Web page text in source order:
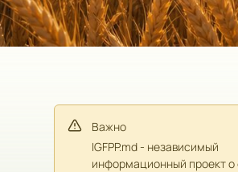
Важно
IGFPP.md - независимый
информационный проект о